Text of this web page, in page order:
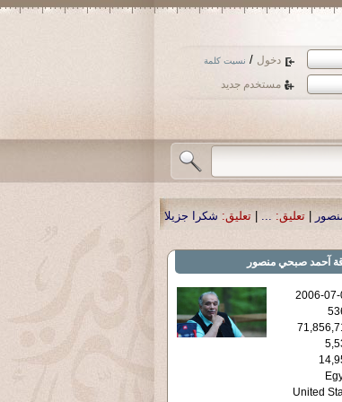
دخول / نسيت كلمة
مستخدم جديد
شكرا جزيلا أستاذ حمد الحمد .أكرمكم الله .
آحمد صبحي منصور
2006-
United